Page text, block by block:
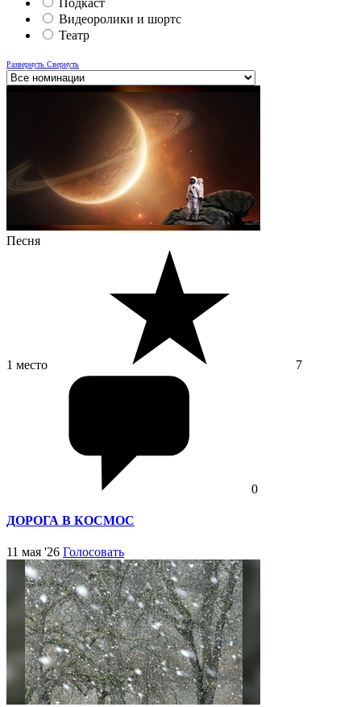
Видеоролики и шортс
Театр
Развернуть Свернуть
Песня
1 место 7
0
ДОРОГА В КОСМОС
11 мая '26 Голосовать